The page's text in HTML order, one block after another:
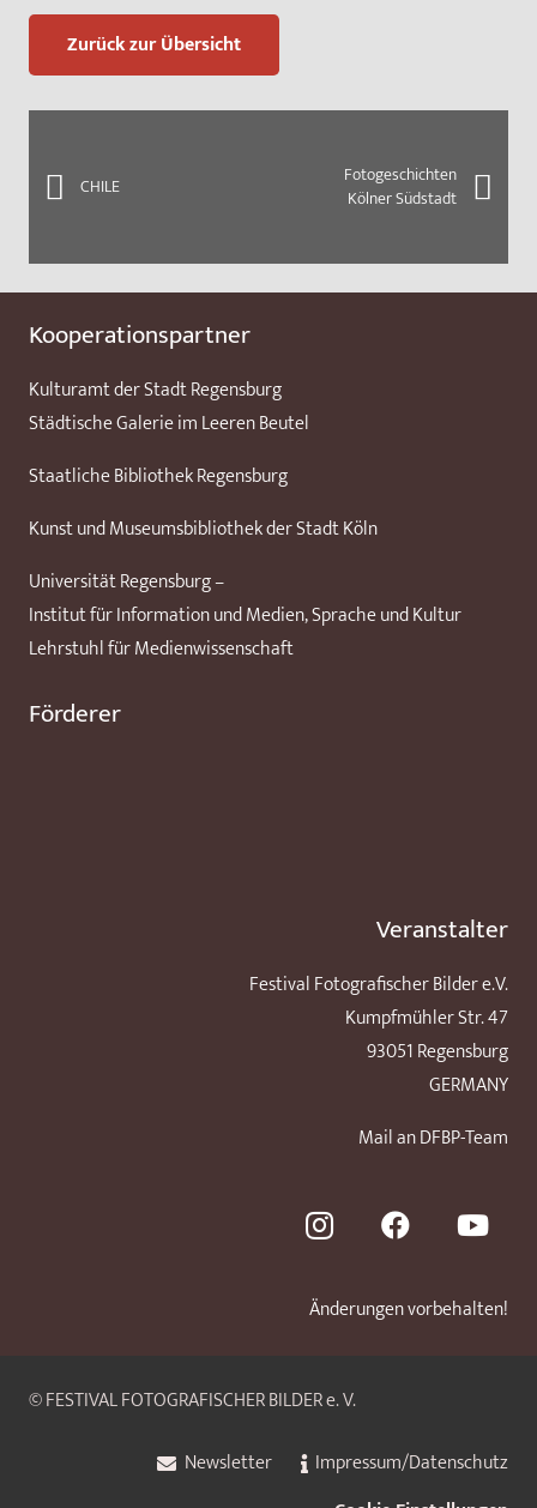
Zurück zur Übersicht
CHILE
Fotogeschichten
Kölner Südstadt
Kooperationspartner
Kulturamt der Stadt Regensburg
Städtische Galerie im Leeren Beutel
Staatliche Bibliothek Regensburg
Kunst und Museumsbibliothek der Stadt Köln
Universität Regensburg –
Institut für Information und Medien, Sprache und Kultur
Lehrstuhl für Medienwissenschaft
Förderer
Veranstalter
Festival Fotografischer Bilder e.V.
Kumpfmühler Str. 47
93051 Regensburg
GERMANY
Mail an DFBP-Team
Änderungen vorbehalten!
© FESTIVAL FOTOGRAFISCHER BILDER e. V.
Newsletter
Impressum/Datenschutz